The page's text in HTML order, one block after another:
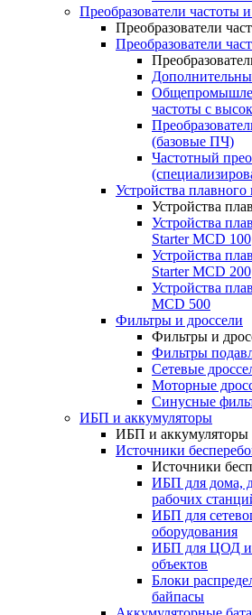
Преобразователи частоты
Преобразователи
Преобразователи
частоты с
(базовые ПЧ)
Частотный
Устройства плавного
Устройства
Устройства
Starter MCD 100
Устройства
Starter MCD 200
Устройства
MCD 500
Фильтры и дроссели
Фильтры и
Фильтры
Сетевые
Моторные
Синусные
ИБП и аккумуляторы
ИБП и аккумуляторы
Источники
Источники
ИБП для дома,
рабочих
ИБП для
оборудования
ИБП для ЦОД и
объектов
Блоки
байпасы